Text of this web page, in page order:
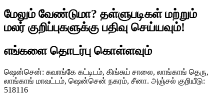
மேலும் வேண்டுமா? தள்ளுபடிகள் மற்றும்
மலர் குறிப்புகளுக்கு பதிவு செய்யவும்!
எங்களை தொடர்பு கொள்ளவும்
ஷென்சென்: சுவாங்கே கட்டிடம், கிங்சுய் சாலை, லாங்காங் தெரு,
லாங்காங் மாவட்டம், ஷென்சென் நகரம், சீனா. அஞ்சல் குறியீடு:
518116